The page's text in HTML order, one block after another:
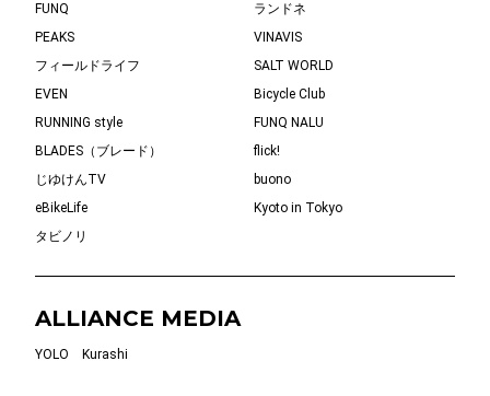
FUNQ
ランドネ
PEAKS
VINAVIS
フィールドライフ
SALT WORLD
EVEN
Bicycle Club
RUNNING style
FUNQ NALU
BLADES（ブレード）
flick!
じゆけんTV
buono
eBikeLife
Kyoto in Tokyo
タビノリ
ALLIANCE MEDIA
YOLO Kurashi